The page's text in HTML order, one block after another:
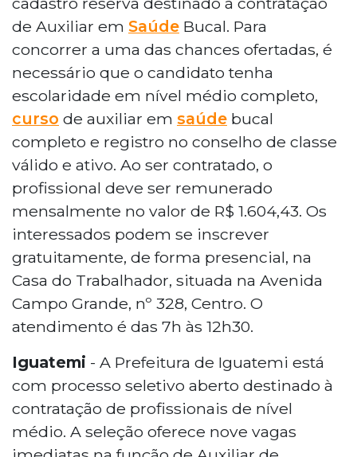
de Auxiliar em Saúde Bucal. Para
concorrer a uma das chances ofertadas, é
necessário que o candidato tenha
escolaridade em nível médio completo,
curso de auxiliar em saúde bucal
completo e registro no conselho de classe
válido e ativo. Ao ser contratado, o
profissional deve ser remunerado
mensalmente no valor de R$ 1.604,43. Os
interessados podem se inscrever
gratuitamente, de forma presencial, na
Casa do Trabalhador, situada na Avenida
Campo Grande, nº 328, Centro. O
atendimento é das 7h às 12h30.
Iguatemi - A Prefeitura de Iguatemi está
com processo seletivo aberto destinado à
contratação de profissionais de nível
médio. A seleção oferece nove vagas